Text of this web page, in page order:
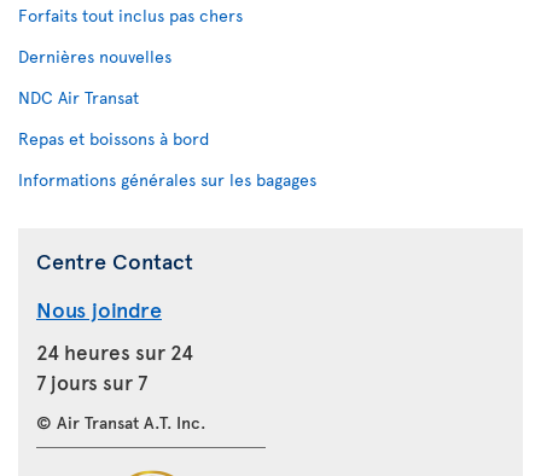
Forfaits tout inclus pas chers
Dernières nouvelles
NDC Air Transat
Repas et boissons à bord
Informations générales sur les bagages
Centre Contact
Nous joindre
24 heures sur 24
7 jours sur 7
© Air Transat A.T. Inc.